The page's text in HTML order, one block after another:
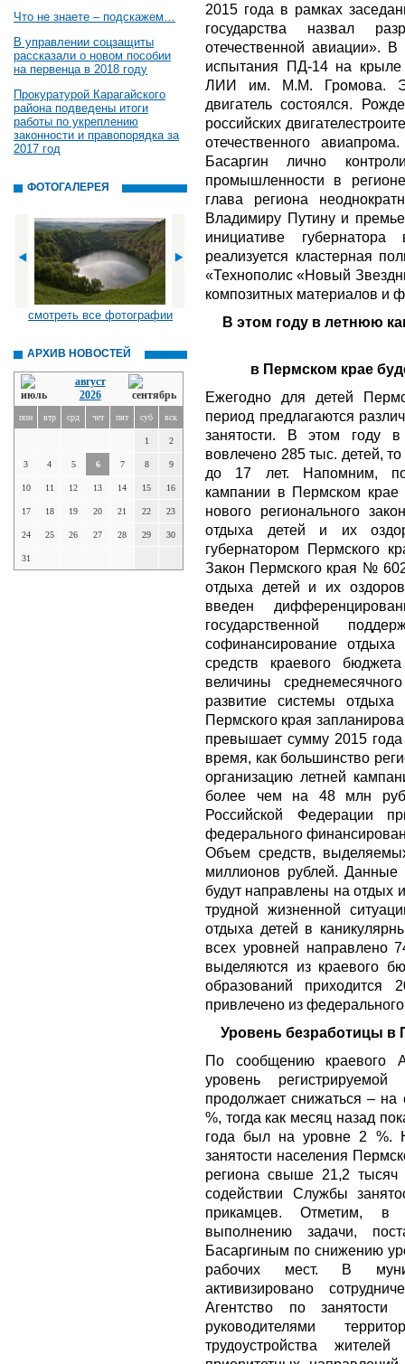
Что не знаете – подскажем…
В управлении соцзащиты
рассказали о новом пособии
на первенца в 2018 году
Прокуратурой Карагайского
района подведены итоги
работы по укреплению
законности и правопорядка за
2017 год
ФОТОГАЛЕРЕЯ
смотреть все фотографии
АРХИВ НОВОСТЕЙ
август
2026
пон втр срд чет пят суб вск
1 2
3 4 5 6 7 8 9
10 11 12 13 14 15 16
17 18 19 20 21 22 23
24 25 26 27 28 29 30
31
2015 года в рамках
государства назвал
отечественной авиации».
испытания ПД-14 на
ЛИИ им. М.М. Громова.
двигатель состоялся.
российских
отечественного
Басаргин лично
промышленности в
глава региона
Владимиру Путину и
инициативе
реализуется кластерная
«Технополис «Новый
композитных материалов и
В этом году в летнюю
в Пермском крае
Ежегодно для детей
период предлагаются
занятости. В этом году в
вовлечено 285 тыс. детей,
до 17 лет. Напомним,
кампании в Пермском крае
нового регионального
отдыха детей и их
губернатором Пермского
Закон Пермского края №
отдыха детей и их
введен
государственной
софинансирование
средств краевого
величины
развитие системы
Пермского края
превышает сумму 2015
время, как большинство
организацию летней
более чем на 48 млн
Российской Федерации
федерального
Объем средств,
миллионов рублей. Данные
будут направлены на отдых
трудной жизненной
отдыха детей в
всех уровней направлено
выделяются из краевого
образований
привлечено из
Уровень безработицы в
По сообщению краевого
уровень
продолжает снижаться – на
%, тогда как месяц назад
года был на уровне 2 %.
занятости населения
региона свыше 21,2
содействии Службы
прикамцев. Отметим, в
выполнению задачи,
Басаргиным по снижению
рабочих мест. В
активизировано
Агентство по занятости
руководителями
трудоустройства